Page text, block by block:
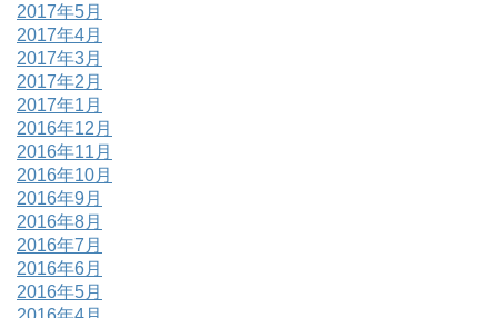
2017年5月
2017年4月
2017年3月
2017年2月
2017年1月
2016年12月
2016年11月
2016年10月
2016年9月
2016年8月
2016年7月
2016年6月
2016年5月